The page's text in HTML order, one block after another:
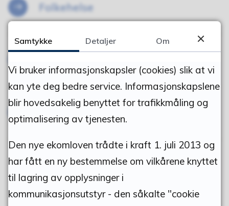
Folkehelse
Planer
Fant du det du lette etter?
Samtykke Detaljer Om
Vi bruker informasjonskapsler (cookies) slik at vi
kan yte deg bedre service. Informasjonskapslene
blir hovedsakelig benyttet for trafikkmåling og
optimalisering av tjenesten.
Den nye ekomloven trådte i kraft 1. juli 2013 og
har fått en ny bestemmelse om vilkårene knyttet
til lagring av opplysninger i
kommunikasjonsutstyr - den såkalte "cookie